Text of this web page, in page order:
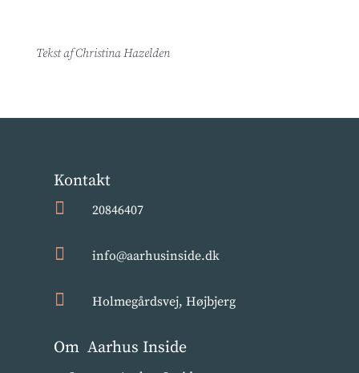
Tekst af Christina Hazelden
Kontakt

20846407
 info@aarhusinside.dk
 Holmegårdsvej, Højbjerg
Om Aarhus Inside